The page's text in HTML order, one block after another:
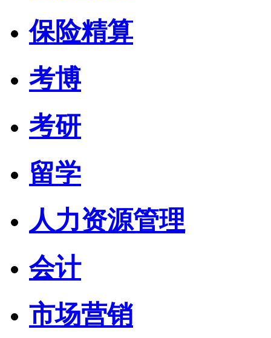
保险精算
考博
考研
留学
人力资源管理
会计
市场营销